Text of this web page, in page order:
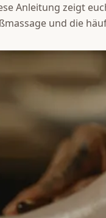
Anleitung zeigt
und die